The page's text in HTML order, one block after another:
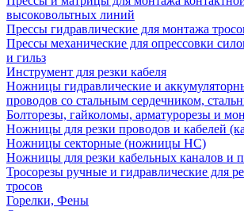
высоковольтных линий
Прессы гидравлические для монтажа
Прессы механические для опрессовки
и гильз
Инструмент для резки кабеля
Ножницы гидравлические и
проводов со стальным сердечником,
Болторезы, гайколомы, арматурорезы и
Ножницы для резки проводов и кабелей
Ножницы секторные (ножницы НС)
Ножницы для резки кабельных каналов и
Тросорезы ручные и гидравлические для
тросов
Горелки, Фены